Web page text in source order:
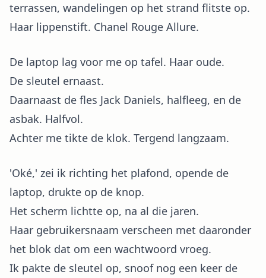
terrassen, wandelingen op het strand flitste op.
Haar lippenstift. Chanel Rouge Allure.
De laptop lag voor me op tafel. Haar oude.
De sleutel ernaast.
Daarnaast de fles Jack Daniels, halfleeg, en de
asbak. Halfvol.
Achter me tikte de klok. Tergend langzaam.
'Oké,' zei ik richting het plafond, opende de
laptop, drukte op de knop.
Het scherm lichtte op, na al die jaren.
Haar gebruikersnaam verscheen met daaronder
het blok dat om een wachtwoord vroeg.
Ik pakte de sleutel op, snoof nog een keer de